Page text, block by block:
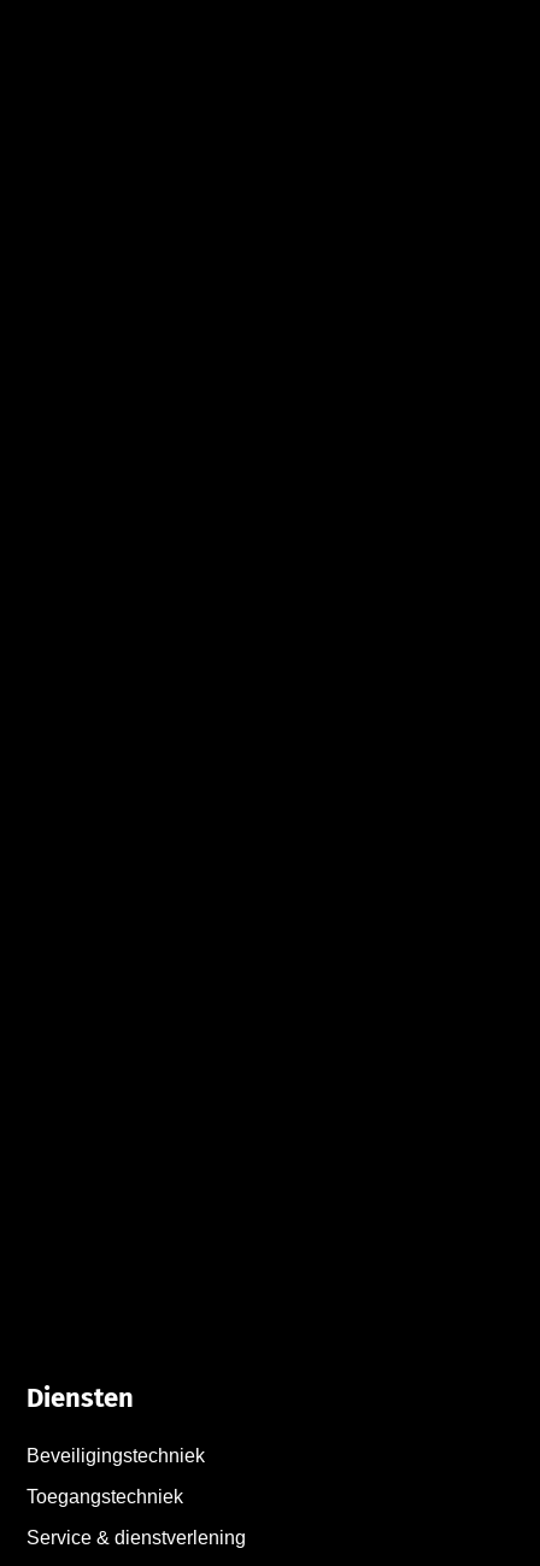
Diensten
Beveiligingstechniek
Toegangstechniek
Service & dienstverlening